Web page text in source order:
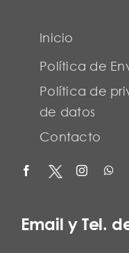
Inicio
Política de
Política de
de datos
Contacto
Email y Tel.